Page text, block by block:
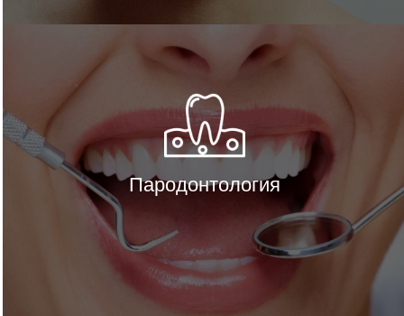
Пародонтология